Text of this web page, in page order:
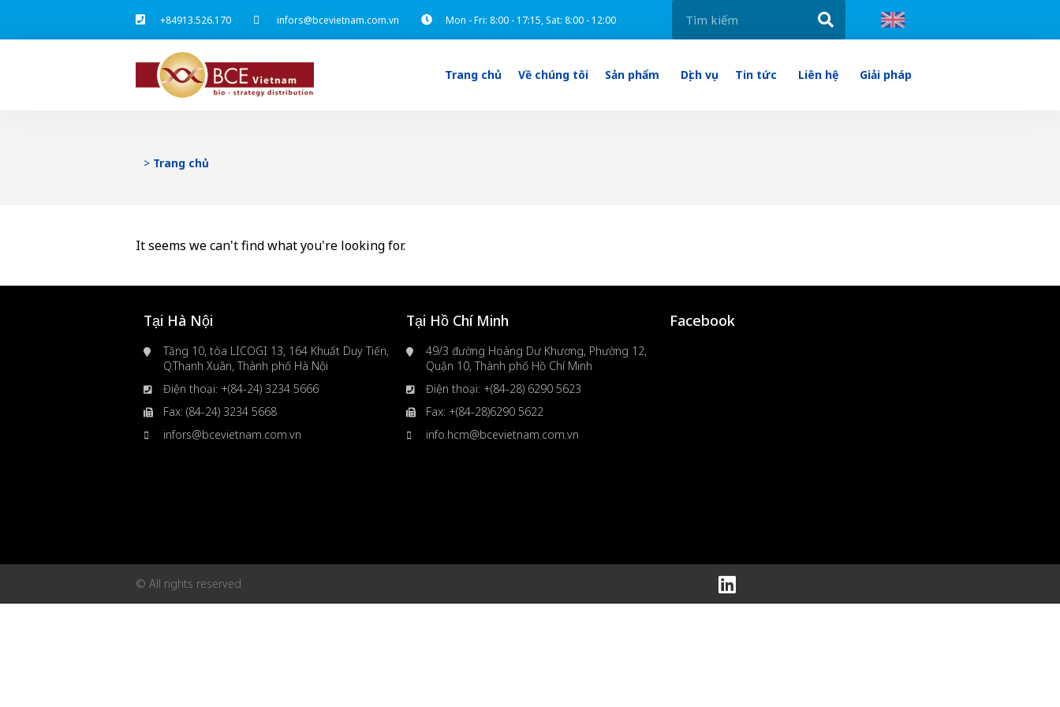
+84913.526.170 infors@bcevietnam.com.vn Mon - Fri: 8:00 - 17:15, Sat: 8:00 - 12:00
Trang chủ Về chúng tôi Sản phẩm Dịch vụ Tin tức Liên hệ Giải pháp
> Trang chủ
It seems we can't find what you're looking for.
Tại Hà Nội
Tầng 10, tòa LICOGI 13, 164 Khuất Duy Tiến,
Q.Thanh Xuân, Thành phố Hà Nội
Điện thoại: +(84-24) 3234 5666
Fax: (84-24) 3234 5668
infors@bcevietnam.com.vn
Tại Hồ Chí Minh
49/3 đường Hoàng Dư Khương, Phường 12,
Quận 10, Thành phố Hồ Chí Minh
Điện thoại: +(84-28) 6290 5623
Fax: +(84-28)6290 5622
info.hcm@bcevietnam.com.vn
Facebook
© All rights reserved